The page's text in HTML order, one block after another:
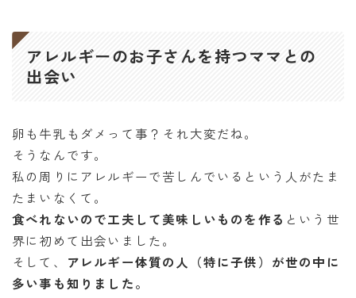
アレルギーのお子さんを持つママとの
出会い
卵も牛乳もダメって事？それ大変だね。
そうなんです。
私の周りにアレルギーで苦しんでいるという人がたま
たまいなくて。
食べれないので工夫して美味しいものを作る という世
界に初めて出会いました。
そして、 アレルギー体質の人（特に子供）が世の中に
多い事も知りました。